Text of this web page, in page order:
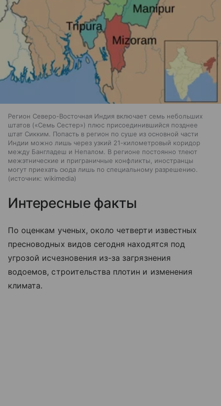
Регион Северо-Восточная Индия включает семь небольших
штатов («Семь Сестер») плюс присоединившийся позднее
штат Сикким. Попасть в регион по суше из основной части
Индии можно лишь через узкий 21-километровый коридор
между Бангладеш и Непалом. В регионе постоянно тлеют
межэтнические и приграничные конфликты, иностранцы
могут приехать сюда лишь по специальному разрешению.
источник: wikimedia
Интересные факты
По оценкам ученых, около четверти известных
пресноводных видов сегодня находятся под
угрозой исчезновения из-за загрязнения
водоемов, строительства плотин и изменения
климата.